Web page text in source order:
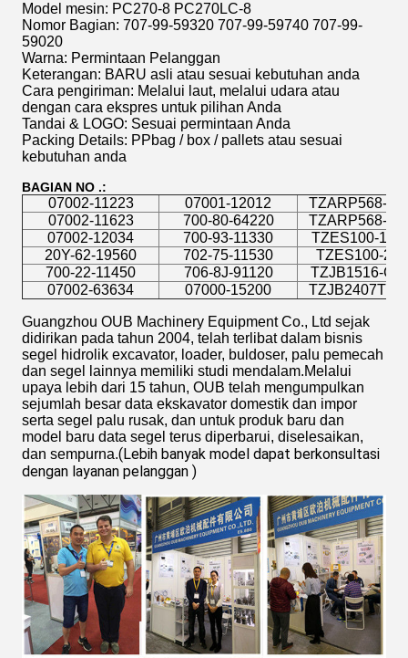
Model mesin: PC270-8 PC270LC-8
Nomor Bagian: 707-99-59320 707-99-59740 707-99-
59020
Warna: Permintaan Pelanggan
Keterangan: BARU asli atau sesuai kebutuhan anda
Cara pengiriman: Melalui laut, melalui udara atau
dengan cara ekspres untuk pilihan Anda
Tandai & LOGO: Sesuai permintaan Anda
Packing Details: PPbag / box / pallets atau sesuai
kebutuhan anda
BAGIAN NO .:
07002-11223 07001-12012
TZARP568-
07002-11623
700-80-64220
TZARP568-
07002-12034
700-93-11330
TZES100-
20Y-62-19560
702-75-11530
TZES100-
700-22-11450
706-8J-91120
TZJB1516-
07002-63634
07000-15200 TZJB2407T3-
Guangzhou OUB Machinery Equipment Co., Ltd sejak
didirikan pada tahun 2004, telah terlibat dalam bisnis
segel hidrolik excavator, loader, buldoser, palu pemecah
dan segel lainnya memiliki studi mendalam.Melalui
upaya lebih dari 15 tahun, OUB telah mengumpulkan
sejumlah besar data ekskavator domestik dan impor
serta segel palu rusak, dan untuk produk baru dan
model baru data segel terus diperbarui, diselesaikan,
dan sempurna.(Lebih banyak model dapat berkonsultasi
dengan layanan pelanggan )